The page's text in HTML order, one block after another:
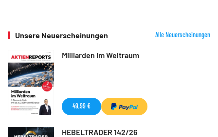
Unsere Neuerscheinungen Alle Neuerscheinungen
Milliarden im Weltraum
49,99 €
HEBELTRADER 142/26